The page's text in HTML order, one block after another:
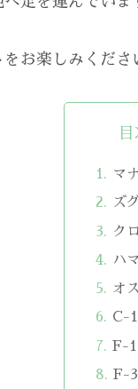
お楽しみくださ
マ
ズ
ク
ハ
オ
C-
F-
F-